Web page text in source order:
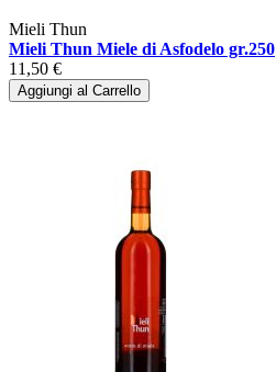
Mieli Thun
Mieli Thun Miele di Asfodelo gr.250
11,50 €
Aggiungi al Carrello